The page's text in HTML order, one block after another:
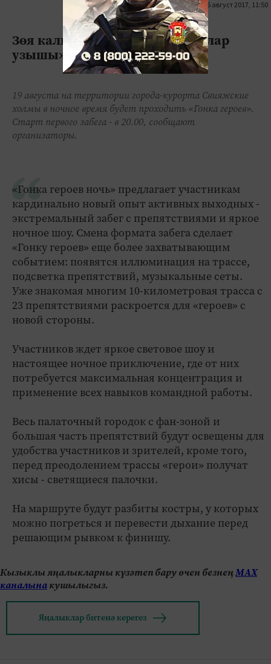
16 август 2017, 11:50
1301
0 0
Зөя калкулыкларында «Геройлар
узышы»ның төнге этабы уза
19 августа на территории города-курорта Свияжские
холмы в ночное время будет проходить «Гонка героев».
Старт первого забега - в 20.00, сообщают
организаторы.
«Гонка героев ночь» предлагает участникам
кардинально новый опыт активных выходных -
экстремальный забег с препятствиями и яркое
ночное шоу. Смена формата забега сделает
«Гонку героев» еще более захватывающим
событием: появятся иллюминация на трассе,
подсветка препятствий, музыкальные сеты.
Уже знакомая многим 10-километровая трасса с
23 препятствиями раскроется для «героев» с
новой стороны.
Участников ждет яркое световое шоу и
настоящее ночное приключение, где от них
потребуется максимальная концентрация и
применение всех навыков командной работы.
Весь палаточный городок с фан-зоной и
большая часть препятствий будут освещены для
удобства участников и зрителей, кроме того,
перед преодолением трассы «герои» получат
хисы - светящиеся палочки.
На маршруте будут разбиты костры, у которых
можно погреться и перевести дыхание перед
решающим рывком к финишу.
Кызыклы яңалыкларны күзәтеп бару өчен безнеңМАХ
каналынакушылыгыз.
Яңалыклар битенә керегез